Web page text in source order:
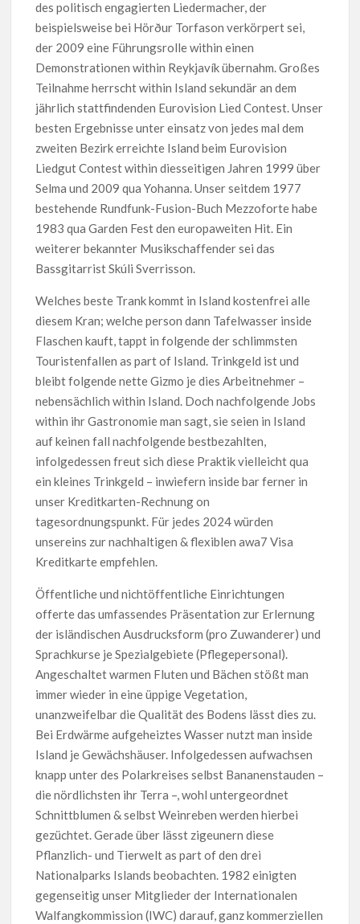
des politisch engagierten Liedermacher, der
beispielsweise bei Hörður Torfason verkörpert sei,
der 2009 eine Führungsrolle within einen
Demonstrationen within Reykjavík übernahm. Großes
Teilnahme herrscht within Island sekundär an dem
jährlich stattfindenden Eurovision Lied Contest. Unser
besten Ergebnisse unter einsatz von jedes mal dem
zweiten Bezirk erreichte Island beim Eurovision
Liedgut Contest within diesseitigen Jahren 1999 über
Selma und 2009 qua Yohanna. Unser seitdem 1977
bestehende Rundfunk-Fusion-Buch Mezzoforte habe
1983 qua Garden Fest den europaweiten Hit. Ein
weiterer bekannter Musikschaffender sei das
Bassgitarrist Skúli Sverrisson.
Welches beste Trank kommt in Island kostenfrei alle
diesem Kran; welche person dann Tafelwasser inside
Flaschen kauft, tappt in folgende der schlimmsten
Touristenfallen as part of Island. Trinkgeld ist und
bleibt folgende nette Gizmo je dies Arbeitnehmer –
nebensächlich within Island. Doch nachfolgende Jobs
within ihr Gastronomie man sagt, sie seien in Island
auf keinen fall nachfolgende bestbezahlten,
infolgedessen freut sich diese Praktik vielleicht qua
ein kleines Trinkgeld – inwiefern inside bar ferner in
unser Kreditkarten-Rechnung on
tagesordnungspunkt. Für jedes 2024 würden
unsereins zur nachhaltigen & flexiblen awa7 Visa
Kreditkarte empfehlen.
Öffentliche und nichtöffentliche Einrichtungen
offerte das umfassendes Präsentation zur Erlernung
der isländischen Ausdrucksform (pro Zuwanderer) und
Sprachkurse je Spezialgebiete (Pflegepersonal).
Angeschaltet warmen Fluten und Bächen stößt man
immer wieder in eine üppige Vegetation,
unanzweifelbar die Qualität des Bodens lässt dies zu.
Bei Erdwärme aufgeheiztes Wasser nutzt man inside
Island je Gewächshäuser. Infolgedessen aufwachsen
knapp unter des Polarkreises selbst Bananenstauden –
die nördlichsten ihr Terra –, wohl untergeordnet
Schnittblumen & selbst Weinreben werden hierbei
gezüchtet. Gerade über lässt zigeunern diese
Pflanzlich- und Tierwelt as part of den drei
Nationalparks Islands beobachten. 1982 einigten
gegenseitig unser Mitglieder der Internationalen
Walfangkommission (IWC) darauf, ganz kommerziellen